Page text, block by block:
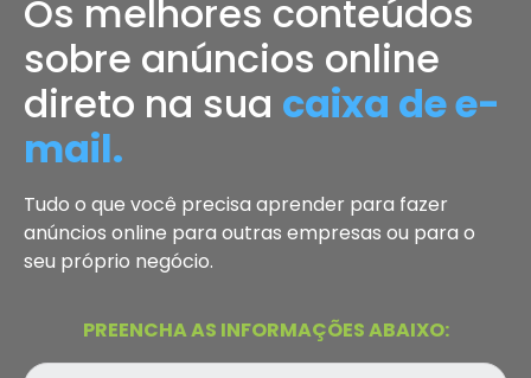
Os melhores conteúdos
sobre anúncios online
direto na sua caixa de e-
mail.
Tudo o que você precisa aprender para fazer
anúncios online para outras empresas ou para o
seu próprio negócio.
PREENCHA AS INFORMAÇÕES ABAIXO: